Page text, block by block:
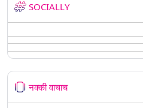
SOCIALLY
नक्की वाचाच